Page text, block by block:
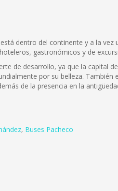
dentro del continente y a la
gastronómicos y de
de desarrollo, ya que la capital
por su belleza.
de la presencia en la
, Buses Pacheco